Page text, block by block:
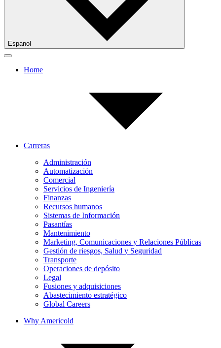
Espanol
Home
Carreras
Administración
Automatización
Comercial
Servicios de Ingeniería
Finanzas
Recursos humanos
Sistemas de Información
Pasantías
Mantenimiento
Marketing, Comunicaciones y Relaciones Públicas
Gestión de riesgos, Salud y Seguridad
Transporte
Operaciones de depósito
Legal
Fusiones y adquisiciones
Abastecimiento estratégico
Global Careers
Why Americold